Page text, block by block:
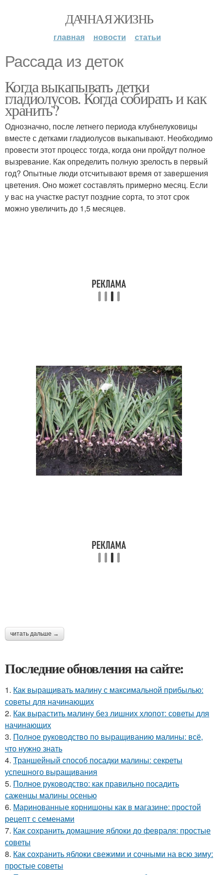
ДАЧНАЯ ЖИЗНЬ
главная новости статьи
Рассада из деток
Когда выкапывать детки
гладиолусов. Когда собирать и как
хранить?
Однозначно, после летнего периода клубнелуковицы
вместе с детками гладиолусов выкапывают. Необходимо
провести этот процесс тогда, когда они пройдут полное
вызревание. Как определить полную зрелость в первый
год? Опытные люди отсчитывают время от завершения
цветения. Оно может составлять примерно месяц. Если
у вас на участке растут поздние сорта, то этот срок
можно увеличить до 1,5 месяцев.
читать дальше →
Последние обновления на сайте:
1. Как выращивать малину с максимальной прибылью:
советы для начинающих
2. Как вырастить малину без лишних хлопот: советы для
начинающих
3. Полное руководство по выращиванию малины: всё,
что нужно знать
4. Траншейный способ посадки малины: секреты
успешного выращивания
5. Полное руководство: как правильно посадить
саженцы малины осенью
6. Маринованные корнишоны как в магазине: простой
рецепт с семенами
7. Как сохранить домашние яблоки до февраля: простые
советы
8. Как сохранить яблоки свежими и сочными на всю зиму:
простые советы